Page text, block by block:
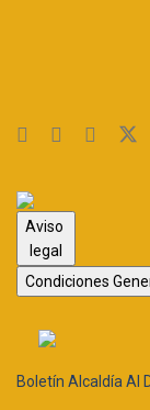
Aviso
legal
Condiciones
Boletín Alcaldía Al